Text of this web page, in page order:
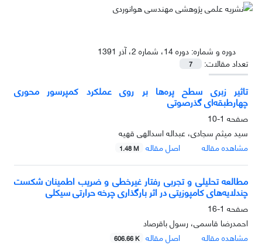
دوره و شماره:دوره 14، شماره 2، آذر 1391
تعداد مقالات:
7
تاثیر زبری سطح پره‌ها بر روی عملکرد کمپرسور محوری
چهار‌طبقه‌ای گذر‌صوتی
صفحه 1-10
سید میثم سجادی، عبداله اسدالهی قهیه
مشاهده مقاله
اصل مقاله 1.48 M
مطالعه تحلیلی و تجربی رفتار غیرخطی و ضریب اطمینان شکست
چندلایه‌های کامپوزیتی در اثر بارگذاری چرخه حرارتی سیکلی
صفحه 1-16
احمدرضا قاسمی، رسول باقرصاد
مشاهده مقاله
اصل مقاله 606.66 K